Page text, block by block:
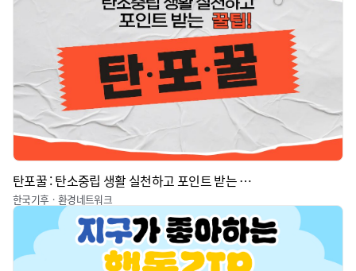
탄포꿀 : 탄소중립 생활 실천하고 포인트 받는 꿀팁
한국기후ㆍ환경네트워크